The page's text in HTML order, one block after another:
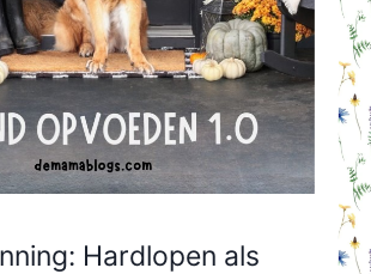
Hardlopen als